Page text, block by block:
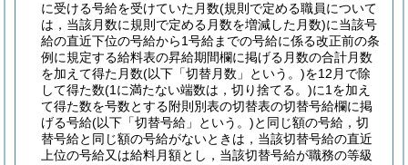
に受ける号給を受けていた月数(規則で定める職員について
は，当該月数に規則で定める月数を増減した月数)に当該号
給の直近下位の号給から1号給までの号給に係る改正前の条
例に規定する給料表の昇給期間欄に掲げる月数の合計月数
を加えて得た月数(以下「切替月数」という。)を12月で除
して得た数(1に満たない端数は，切り捨てる。)に1を加え
て得た数を号数とする附則別表の切替表の切替号給欄に掲
げる号給(以下「切替号給」という。)と同じ額の号給，切
替号給と同じ額の号給がないときは，当該切替号給の直近
上位の号給又は給料月額とし，当該切替号給が職務の等級